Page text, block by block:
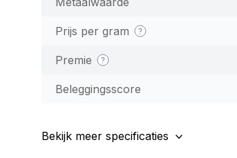
Prijs per gram
Premie
Beleggingsscore
Bekijk meer specificaties